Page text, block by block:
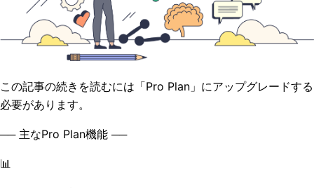
この記事の続きを読むには「Pro Plan」にアップグレードする
必要があります。
── 主なPro Plan機能 ──
📊